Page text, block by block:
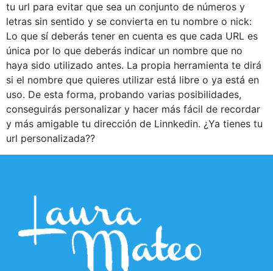
tu url para evitar que sea un conjunto de números y
letras sin sentido y se convierta en tu nombre o nick:
Lo que sí deberás tener en cuenta es que cada URL es
única por lo que deberás indicar un nombre que no
haya sido utilizado antes. La propia herramienta te dirá
si el nombre que quieres utilizar está libre o ya está en
uso. De esta forma, probando varias posibilidades,
conseguirás personalizar y hacer más fácil de recordar
y más amigable tu dirección de Linnkedin. ¿Ya tienes tu
url personalizada??